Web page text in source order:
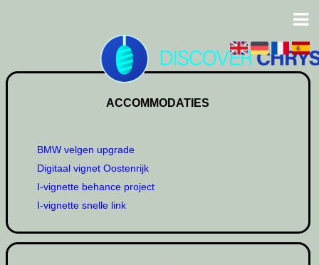
ACCOMMODATIES
BMW velgen upgrade
Digitaal vignet Oostenrijk
I-vignette behance project
I-vignette snelle link